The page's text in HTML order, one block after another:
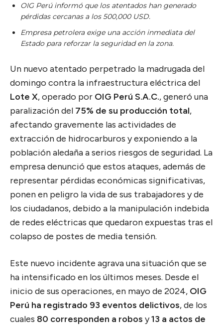
OIG Perú informó que los atentados han generado
pérdidas cercanas a los 500,000 USD.
Empresa petrolera exige una acción inmediata del
Estado para reforzar la seguridad en la zona.
Un nuevo atentado perpetrado la madrugada del
domingo contra la infraestructura eléctrica del
Lote X, operado por OIG Perú S.A.C., generó una
paralización del 75% de su producción total,
afectando gravemente las actividades de
extracción de hidrocarburos y exponiendo a la
población aledaña a serios riesgos de seguridad. La
empresa denunció que estos ataques, además de
representar pérdidas económicas significativas,
ponen en peligro la vida de sus trabajadores y de
los ciudadanos, debido a la manipulación indebida
de redes eléctricas que quedaron expuestas tras el
colapso de postes de media tensión.
Este nuevo incidente agrava una situación que se
ha intensificado en los últimos meses. Desde el
inicio de sus operaciones, en mayo de 2024, OIG
Perú ha registrado 93 eventos delictivos, de los
cuales 80 corresponden a robos y13 a actos de